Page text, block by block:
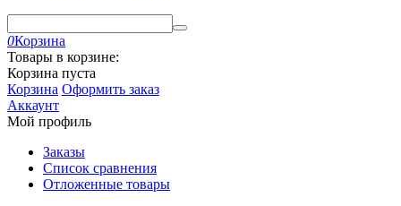
0Корзина
Товары в корзине:
Корзина пуста
Корзина Оформить заказ
Аккаунт
Мой профиль
Заказы
Список сравнения
Отложенные товары